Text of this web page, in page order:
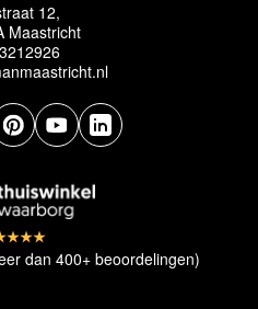
12,
Maastricht
dan 400+ beoordelingen)